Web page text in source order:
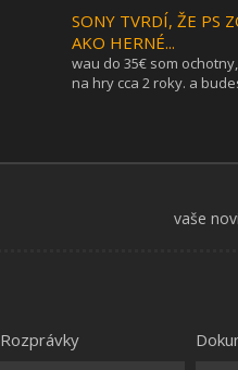
SONY TVRDÍ, ŽE PS
AKO HERNÉ...
wau do 35€ som
na hry cca 2 roky. a
vaše
Rozprávky